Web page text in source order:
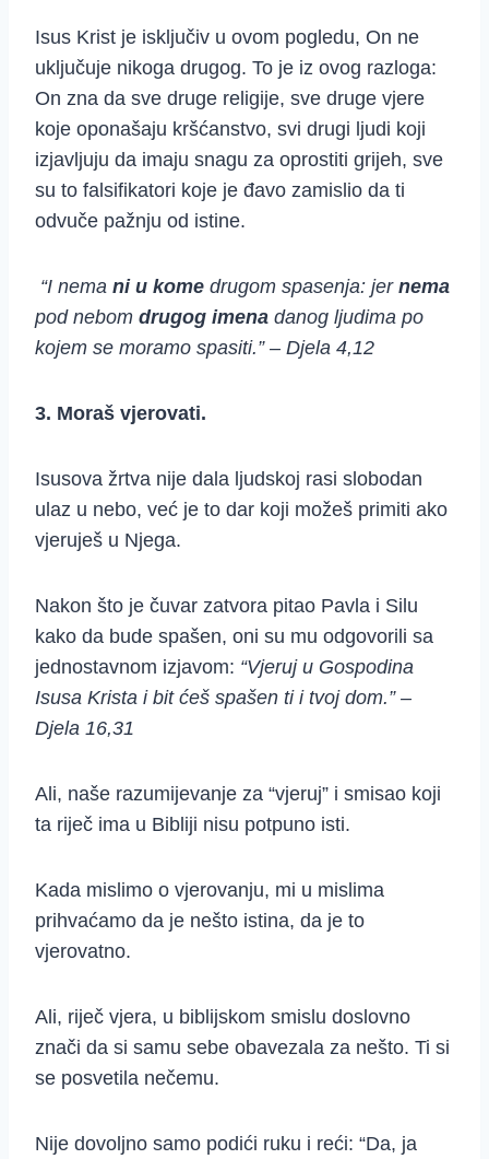
Isus Krist je isključiv u ovom pogledu, On ne
uključuje nikoga drugog. To je iz ovog razloga:
On zna da sve druge religije, sve druge vjere
koje oponašaju kršćanstvo, svi drugi ljudi koji
izjavljuju da imaju snagu za oprostiti grijeh, sve
su to falsifikatori koje je đavo zamislio da ti
odvuče pažnju od istine.
“I nema ni u kome drugom spasenja: jer nema
pod nebom drugog imena danog ljudima po
kojem se moramo spasiti.” – Djela 4,12
3. Moraš vjerovati.
Isusova žrtva nije dala ljudskoj rasi slobodan
ulaz u nebo, već je to dar koji možeš primiti ako
vjeruješ u Njega.
Nakon što je čuvar zatvora pitao Pavla i Silu
kako da bude spašen, oni su mu odgovorili sa
jednostavnom izjavom: “Vjeruj u Gospodina
Isusa Krista i bit ćeš spašen ti i tvoj dom.” –
Djela 16,31
Ali, naše razumijevanje za “vjeruj” i smisao koji
ta riječ ima u Bibliji nisu potpuno isti.
Kada mislimo o vjerovanju, mi u mislima
prihvaćamo da je nešto istina, da je to
vjerovatno.
Ali, riječ vjera, u biblijskom smislu doslovno
znači da si samu sebe obavezala za nešto. Ti si
se posvetila nečemu.
Nije dovoljno samo podići ruku i reći: “Da, ja